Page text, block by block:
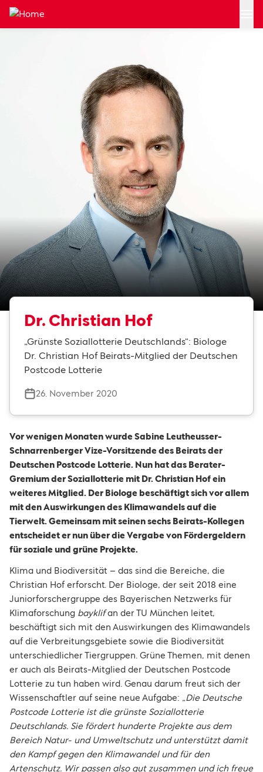
Zum Hauptinhalt springen
Dr. Christian Hof
„Grünste Soziallotterie Deutschlands“: Biologe
Dr. Christian Hof Beirats-Mitglied der Deutschen
Postcode Lotterie
26. November 2020
Vor wenigen Monaten wurde Sabine Leutheusser-
Schnarrenberger Vize-Vorsitzende des Beirats der
Deutschen Postcode Lotterie. Nun hat das Berater-
Gremium der Soziallotterie mit Dr. Christian Hof ein
weiteres Mitglied. Der Biologe beschäftigt sich vor allem
mit den Auswirkungen des Klimawandels auf die
Tierwelt. Gemeinsam mit seinen sechs Beirats-Kollegen
entscheidet er nun über die Vergabe von Fördergeldern
für soziale und grüne Projekte.
Klima und Biodiversität – das sind die Bereiche, die
Christian Hof erforscht. Der Biologe, der seit 2018 eine
Juniorforschergruppe des Bayerischen Netzwerks für
Klimaforschung bayklifan der TU München leitet,
beschäftigt sich mit den Auswirkungen des Klimawandels
auf die Verbreitungsgebiete sowie die Biodiversität
unterschiedlicher Tiergruppen. Grüne Themen, mit denen
er auch als Beirats-Mitglied der Deutschen Postcode
Lotterie zu tun haben wird. Genau darum freut sich der
Wissenschaftler auf seine neue Aufgabe: „Die Deutsche
Postcode Lotterie ist die grünste Soziallotterie
Deutschlands. Sie fördert hunderte Projekte aus dem
Bereich Natur- und Umweltschutz und unterstützt damit
den Kampf gegen den Klimawandel und für den
Artenschutz. Wir passen also gut zusammen und ich freue